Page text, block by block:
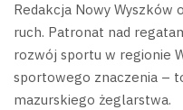
Redakcja Nowy
ruch. Patronat nad
rozwój sportu w regionie
sportowego znaczenia –
mazurskiego żeglarstwa.